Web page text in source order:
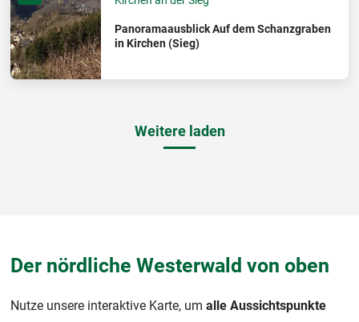
Panoramaausblick Auf dem Schanzgraben
in Kirchen (Sieg)
Weitere laden
Der nördliche Westerwald von oben
Nutze unsere interaktive Karte, um alle Aussichtspunkte